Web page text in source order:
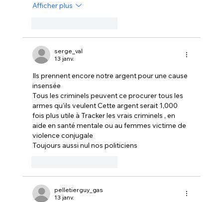
Afficher plus
serge_val
13 janv.
Ils prennent encore notre argent pour une cause
insensée
Tous les criminels peuvent ce procurer tous les
armes qu’ils veulent Cette argent serait 1,000
fois plus utile à Tracker les vrais criminels , en
aide en santé mentale ou au femmes victime de
violence conjugale
Toujours aussi nul nos politiciens
pelletierguy_gas
13 janv.